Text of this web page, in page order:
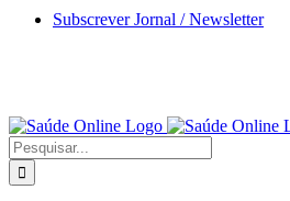
Skip
Subscrever Jornal / Newsletter
Pesquisar